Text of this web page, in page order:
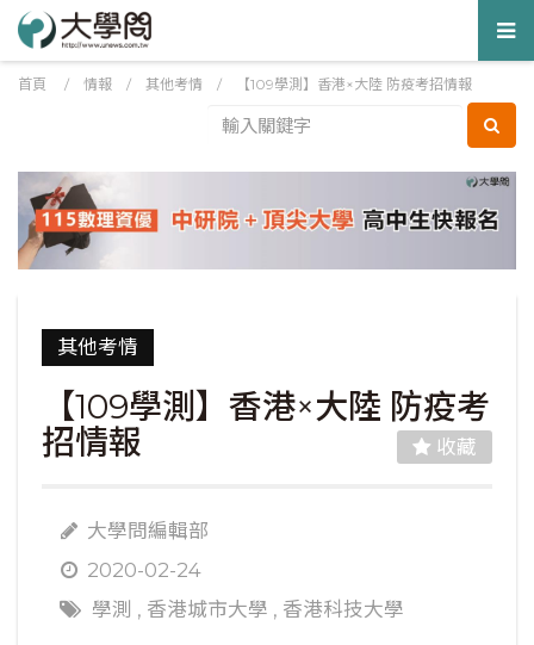
首頁 / 情報 / 其他考情 / 【109學測】香港×大陸 防疫考招情報
其他考情
【109學測】香港×大陸 防疫考
招情報
收藏
大學問編輯部
2020-02-24
學測 , 香港城市大學 , 香港科技大學